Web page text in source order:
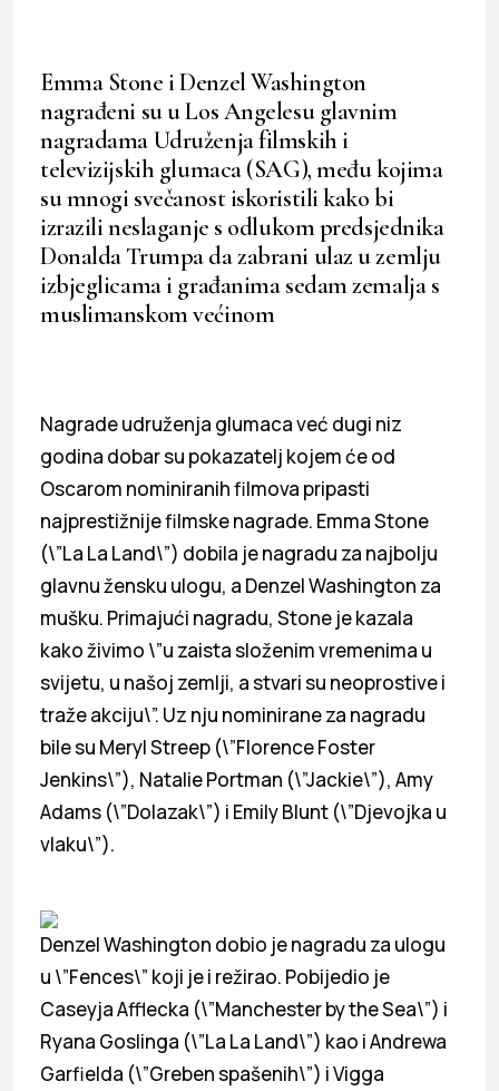
Emma Stone i Denzel Washington
nagrađeni su u Los Angelesu glavnim
nagradama Udruženja filmskih i
televizijskih glumaca (SAG), među kojima
su mnogi svečanost iskoristili kako bi
izrazili neslaganje s odlukom predsjednika
Donalda Trumpa da zabrani ulaz u zemlju
izbjeglicama i građanima sedam zemalja s
muslimanskom većinom
Nagrade udruženja glumaca već dugi niz
godina dobar su pokazatelj kojem će od
Oscarom nominiranih filmova pripasti
najprestižnije filmske nagrade. Emma Stone
(\”La La Land\”) dobila je nagradu za najbolju
glavnu žensku ulogu, a Denzel Washington za
mušku. Primajući nagradu, Stone je kazala
kako živimo \”u zaista složenim vremenima u
svijetu, u našoj zemlji, a stvari su neoprostive i
traže akciju\”. Uz nju nominirane za nagradu
bile su Meryl Streep (\”Florence Foster
Jenkins\”), Natalie Portman (\”Jackie\”), Amy
Adams (\”Dolazak\”) i Emily Blunt (\”Djevojka u
vlaku\”).
Denzel Washington dobio je nagradu za ulogu
u \”Fences\” koji je i režirao. Pobijedio je
Caseyja Afflecka (\”Manchester by the Sea\”) i
Ryana Goslinga (\”La La Land\”) kao i Andrewa
Garfielda (\”Greben spašenih\”) i Vigga